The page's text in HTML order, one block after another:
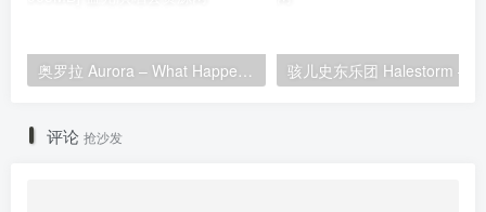
评论 抢沙发